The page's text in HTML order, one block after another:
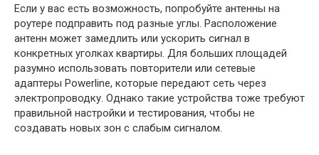
Если у вас есть возможность, попробуйте антенны на
роутере подправить под разные углы. Расположение
антенн может замедлить или ускорить сигнал в
конкретных уголках квартиры. Для больших площадей
разумно использовать повторители или сетевые
адаптеры Powerline, которые передают сеть через
электропроводку. Однако такие устройства тоже требуют
правильной настройки и тестирования, чтобы не
создавать новых зон с слабым сигналом.